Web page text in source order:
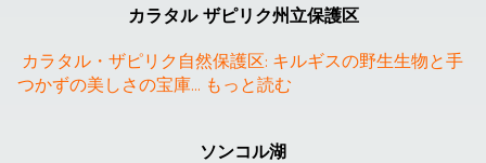
カラタル ザピリク州立保護区
カラタル・ザピリク自然保護区: キルギスの野生生物と手
つかずの美しさの宝庫... もっと読む
ソンコル湖